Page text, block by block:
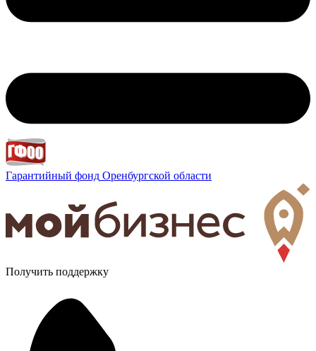
Гарантийный фонд Оренбургской области
Получить поддержку